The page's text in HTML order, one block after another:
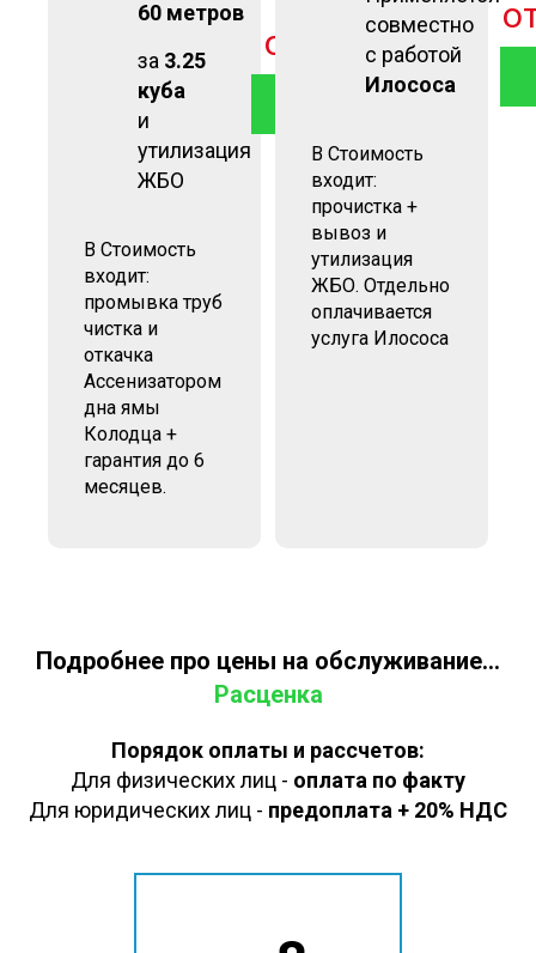
60 метров
за 3.25
куба
и
утилизация
ЖБО
от 3 900руб
В Стоимость
входит:
промывка труб
чистка и
откачка
Ассенизатором
дна ямы
Колодца +
гарантия до 6
месяцев.
совместно
с работой
Илососа
В Стоимость
входит:
прочистка +
вывоз и
утилизация
ЖБО. Отдельно
оплачивается
услуга Илососа
Подробнее про цены на обслуживание...
Расценка
Порядок оплаты и рассчетов:
Для физических лиц - оплата по факту
Для юридических лиц - предоплата + 20% НДС